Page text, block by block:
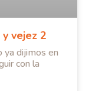
vejez 2
ya dijimos en
con la